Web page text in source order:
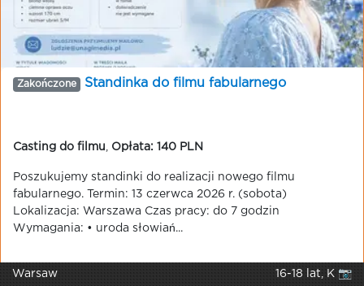
Zakończone Standinka do filmu fabularnego
Casting do filmu Opłata: 140 PLN
Poszukujemy standinki do realizacji nowego filmu
fabularnego. Termin: 13 czerwca 2026 r. (sobota)
Lokalizacja: Warszawa Czas pracy: do 7 godzin
Wymagania: • uroda słowiań...
Warsaw 16-18 lat, K 📷